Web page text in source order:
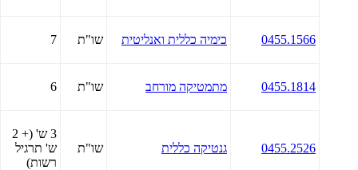
0455.1566 כימיה כללית ואנליטית שו"ת 7
0455.1814 מתמטיקה מורחב שו"ת 6
0455.2526 גנטיקה כללית שו"ת
3 ש' (+ 2
ש' תרגיל
רשות)